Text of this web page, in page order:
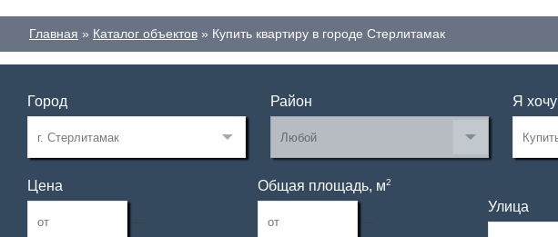
Главная Каталог объектов Купить квартиру в городе Стерлитамак
Город Район Я хочу
Цена
—
Общая площадь, м2
—
Улица